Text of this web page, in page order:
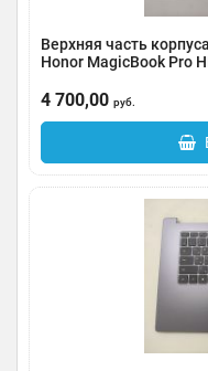
Верхняя часть
Honor MagicBook Pro
4 700,00 руб.